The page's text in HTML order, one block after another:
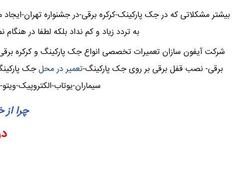
بیشتر مشکلاتی که در جک پارکینک-کرکره برقی-در جشنواره تهران-
به تردد زیاد و کم نداد بلکه لطفا در
شرکت آیفون سازان تعمیرات تخصصی انواع جک پارکینگ و کرکره
برقی- نصب قفل برقی بر روی جک پارکینگ-تعمیر در محلجک
سیماران-یوتاب-الکتروپیک-
چرا